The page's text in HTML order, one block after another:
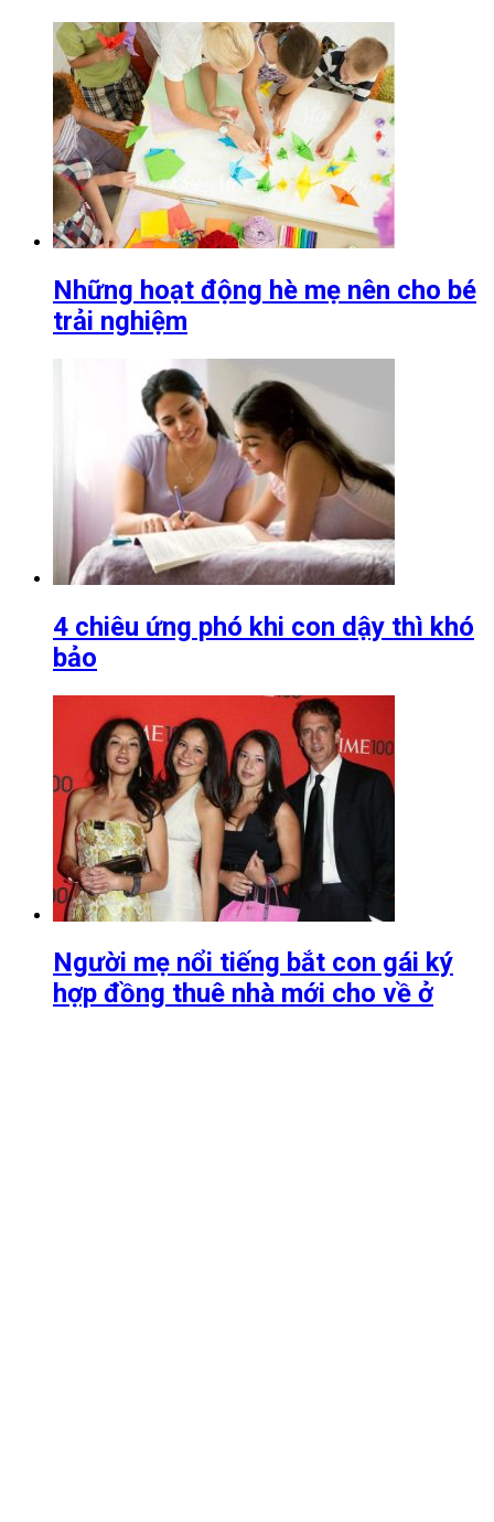
Những hoạt động hè mẹ nên cho bé
trải nghiệm
4 chiêu ứng phó khi con dậy thì khó
bảo
Người mẹ nổi tiếng bắt con gái ký
hợp đồng thuê nhà mới cho về ở